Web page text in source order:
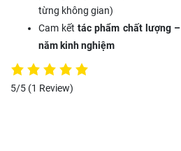
từng không gian)
Cam kếttác phẩm chất lượng
năm kinh nghiệm
5/5 (1 Review)